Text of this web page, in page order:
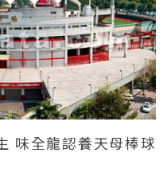
味全龍認養天母棒球